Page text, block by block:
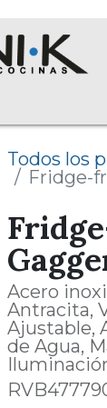
Todos los
Fridge-
Acero
Antracita,
Ajustable,
de Agua,